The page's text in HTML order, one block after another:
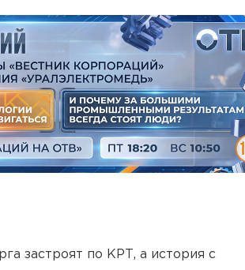
застроят по КРТ, а история с